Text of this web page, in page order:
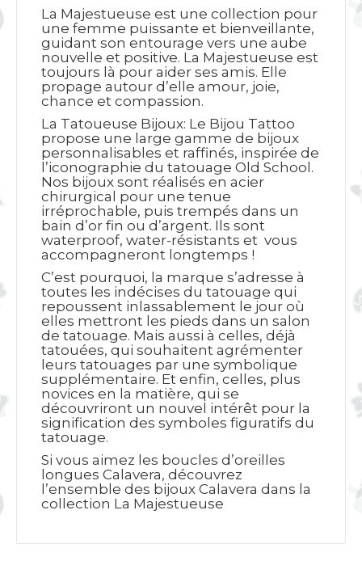
La Majestueuse est une collection pour
une femme puissante et bienveillante,
guidant son entourage vers une aube
nouvelle et positive. La Majestueuse est
toujours là pour aider ses amis. Elle
propage autour d’elle amour, joie,
chance et compassion.
La Tatoueuse Bijoux: Le Bijou Tattoo
propose une large gamme de bijoux
personnalisables et raffinés, inspirée de
l’iconographie du tatouage Old School.
Nos bijoux sont réalisés en acier
chirurgical pour une tenue
irréprochable, puis trempés dans un
bain d’or fin ou d’argent. Ils sont
waterproof, water-résistants et vous
accompagneront longtemps !
C’est pourquoi, la marque s’adresse à
toutes les indécises du tatouage qui
repoussent inlassablement le jour où
elles mettront les pieds dans un salon
de tatouage. Mais aussi à celles, déjà
tatouées, qui souhaitent agrémenter
leurs tatouages par une symbolique
supplémentaire. Et enfin, celles, plus
novices en la matière, qui se
découvriront un nouvel intérêt pour la
signification des symboles figuratifs du
tatouage.
Si vous aimez les boucles d’oreilles
longues Calavera, découvrez
l’ensemble des bijoux Calavera dans la
collection La Majestueuse